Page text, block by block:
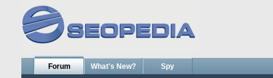
Forum What's New? Spy